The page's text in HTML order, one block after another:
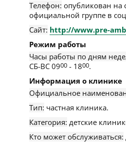
Телефон: опубликован на
официальной группе в
Сайт: http://www.pre-
Режим работы
Часы работы по дням
СБ-ВС 0900 - 1800.
Информация о клинике
Официальное
Тип: частная клиника.
Категория: детские
Кто может обслуживаться: